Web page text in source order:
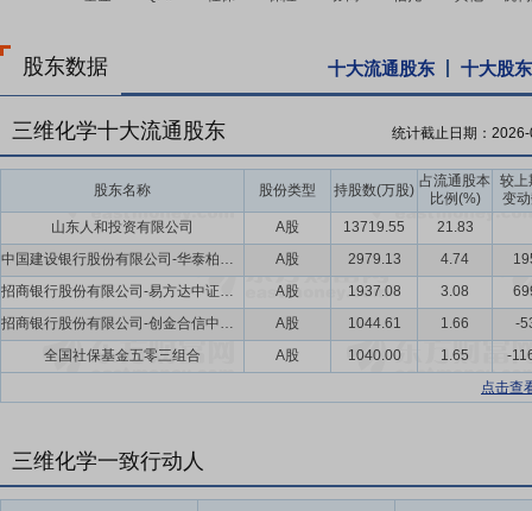
股东数据 十大流通股东 十大股东
三维化学十大流通股东 统计截止日期：
股东名称 股份类型 持股数(万股)
占流通股本
比例(%)
较上
变
山东人和投资有限公司
A股 13719.55
21.83
中国建设银行股份有限公司-华泰柏瑞中证红利低波动交易型开放式指数证券投资基金
A股 2979.13 4.74
招商银行股份有限公司-易方达中证红利低波动交易型开放式指数证券投资基金
A股 1937.08 3.08
招商银行股份有限公司-创金合信中证红利低波动指数发起式证券投资基金
A股 1044.61 1.66
-
全国社保基金五零三组合
A股 1040.00 1.65
-
点击查
三维化学一致行动人